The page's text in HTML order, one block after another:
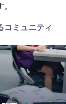
コミュニティ